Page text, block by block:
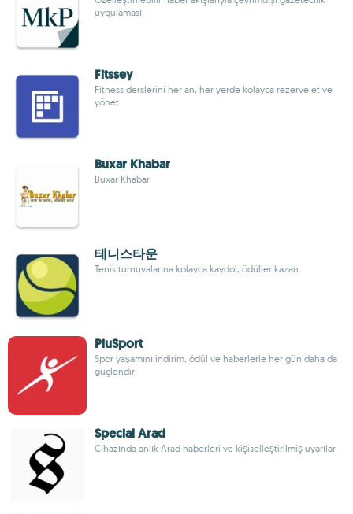
uygulaması
Fitssey
Fitness derslerini her an, her yerde kolayca rezerve et ve
yönet
Buxar Khabar
Buxar Khabar
테니스타운
Tenis turnuvalarına kolayca kaydol, ödüller kazan
PiuSport
Spor yaşamını indirim, ödül ve haberlerle her gün daha da
güçlendir
Special Arad
Cihazında anlık Arad haberleri ve kişiselleştirilmiş uyarılar